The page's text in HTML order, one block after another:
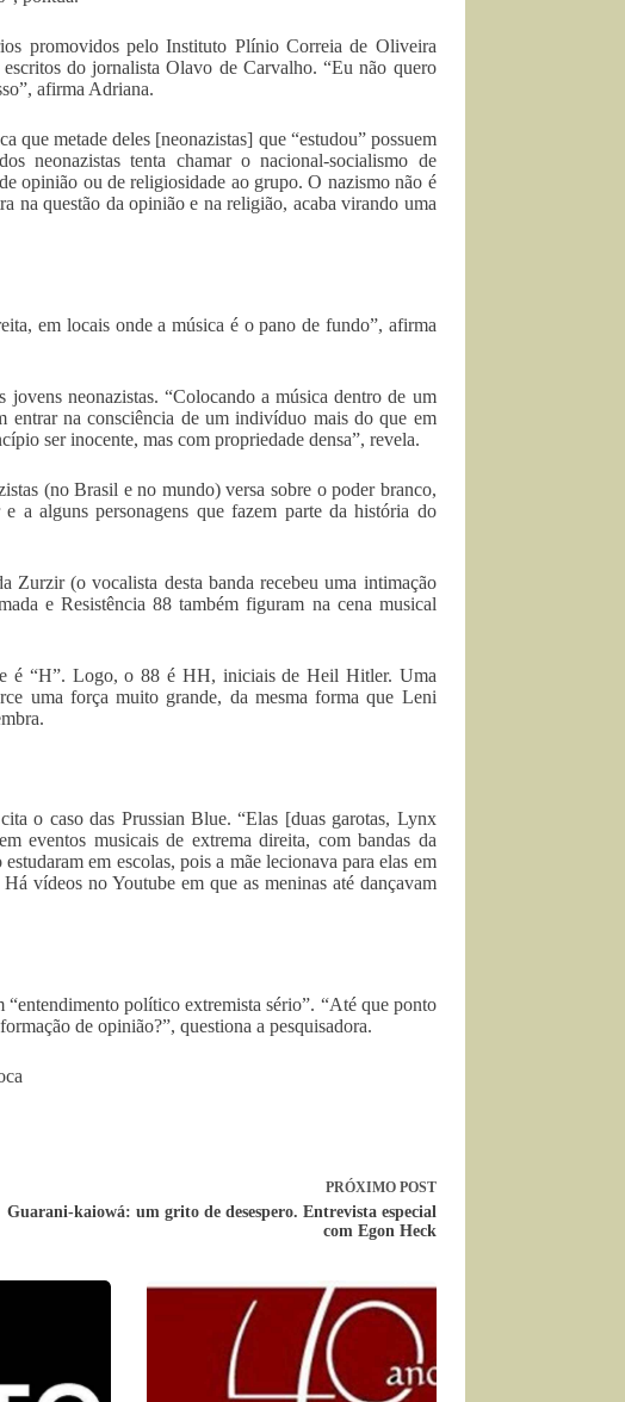
promovidos pelo Instituto Plínio Correia de Oliveira
do jornalista Olavo de Carvalho. “Eu não quero
afirma Adriana.
que metade deles [neonazistas] que “estudou” possuem
neonazistas tenta chamar o nacional-socialismo de
opinião ou de religiosidade ao grupo. O nazismo não é
na questão da opinião e na religião, acaba virando uma
em locais onde a música é o pano de fundo”, afirma
neonazistas. “Colocando a música dentro de um
entrar na consciência de um indivíduo mais do que em
ser inocente, mas com propriedade densa”, revela.
(no Brasil e no mundo) versa sobre o poder branco,
a alguns personagens que fazem parte da história do
Zurzir (o vocalista desta banda recebeu uma intimação
e Resistência 88 também figuram na cena musical
é “H”. Logo, o 88 é HH, iniciais de Heil Hitler. Uma
uma força muito grande, da mesma forma que Leni
o caso das Prussian Blue. “Elas [duas garotas, Lynx
eventos musicais de extrema direita, com bandas da
em escolas, pois a mãe lecionava para elas em
vídeos no Youtube em que as meninas até dançavam
“entendimento político extremista sério”. “Até que ponto
de opinião?”, questiona a pesquisadora.
PRÓXIMO POST
Guarani-kaiowá: um grito de desespero. Entrevista especial
com Egon Heck